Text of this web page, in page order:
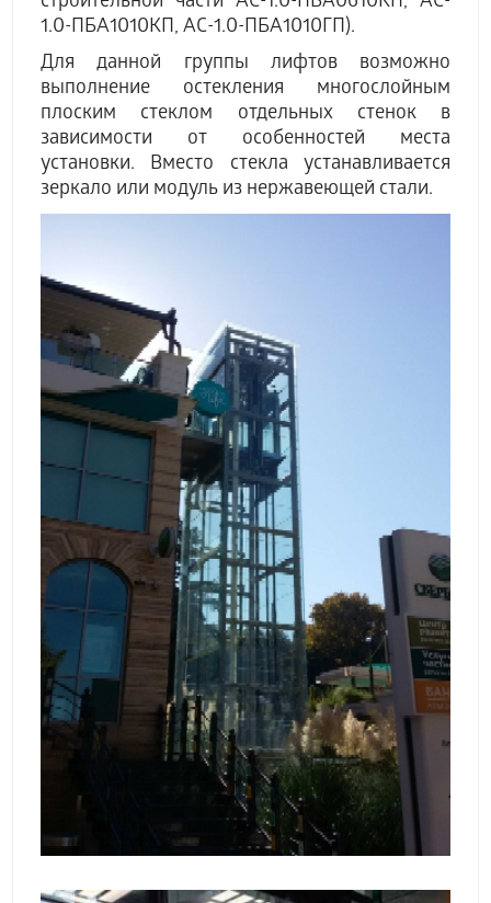
1.0-ПБА1010КП, АC-1.0-ПБА1010ГП).
Для данной группы лифтов возможно
выполнение остекления многослойным
плоским стеклом отдельных стенок в
зависимости от особенностей места
установки. Вместо стекла устанавливается
зеркало или модуль из нержавеющей стали.